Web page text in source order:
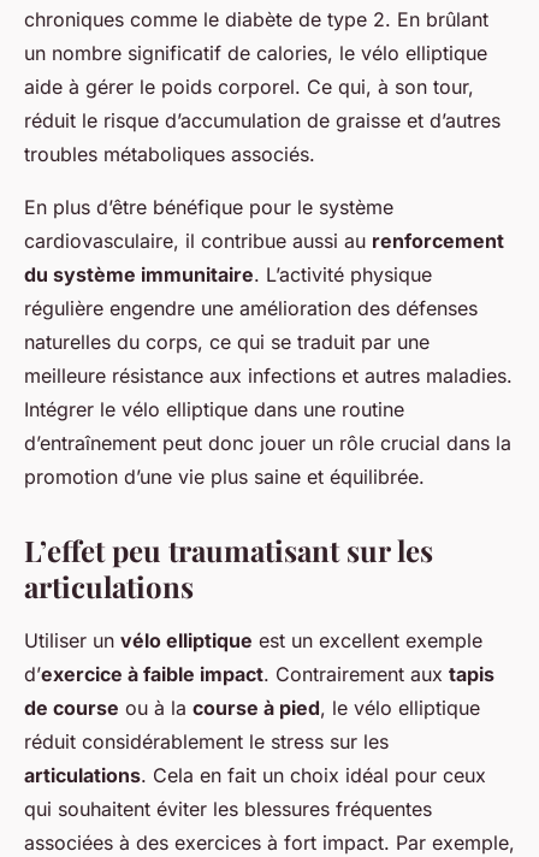
chroniques comme le diabète de type 2. En brûlant
un nombre significatif de calories, le vélo elliptique
aide à gérer le poids corporel. Ce qui, à son tour,
réduit le risque d’accumulation de graisse et d’autres
troubles métaboliques associés.
En plus d’être bénéfique pour le système
cardiovasculaire, il contribue aussi au renforcement
du système immunitaire. L’activité physique
régulière engendre une amélioration des défenses
naturelles du corps, ce qui se traduit par une
meilleure résistance aux infections et autres maladies.
Intégrer le vélo elliptique dans une routine
d’entraînement peut donc jouer un rôle crucial dans la
promotion d’une vie plus saine et équilibrée.
L’effet peu traumatisant sur les
articulations
Utiliser un vélo elliptique est un excellent exemple
d’exercice à faible impact. Contrairement aux tapis
de course ou à la course à pied, le vélo elliptique
réduit considérablement le stress sur les
articulations. Cela en fait un choix idéal pour ceux
qui souhaitent éviter les blessures fréquentes
associées à des exercices à fort impact. Par exemple,